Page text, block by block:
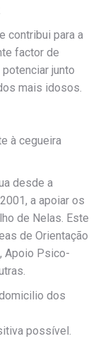
contribui para a
factor de
junto
mais idosos.
à cegueira
desde a
a apoiar os
de Nelas. Este
de Orientação
Apoio Psico-
dos
possível.